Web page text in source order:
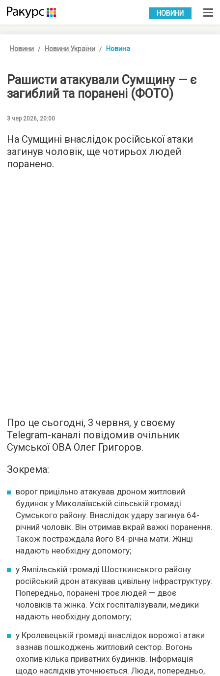
УКР РУС
НОВИНИ
Новини Новини України Новина
Рашисти атакували Сумщину — є
загиблий та поранені (ФОТО)
3 чер 2026, 20:00
На Сумщині внаслідок російської атаки
загинув чоловік, ще чотирьох людей
поранено.
Про це сьогодні, 3 червня, у своєму
Telegram-каналі повідомив очільник
Сумської ОВА Олег Григоров.
Зокрема:
ворог прицільно атакував дроном житловий
будинок у Миколаївській сільській громаді
Сумського району. Внаслідок удару загинув 64-
річний чоловік. Він отримав вкрай важкі поранення.
Також постраждала його 84-річна мати. Жінці
надають необхідну допомогу;
у Ямпільській громаді Шосткинського району
російський дрон атакував цивільну інфраструктуру.
Попередньо, поранені троє людей — двоє
чоловіків та жінка. Усіх госпіталізували, медики
надають необхідну допомогу;
у Кролевецькій громаді внаслідок ворожої атаки
зазнав пошкоджень житловий сектор. Вогонь
охопив кілька приватних будинків. Інформація
щодо наслідків уточнюється. Люди, попередньо,